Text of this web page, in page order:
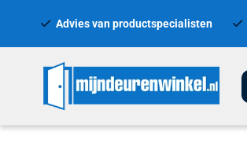
Advies van productspecialisten